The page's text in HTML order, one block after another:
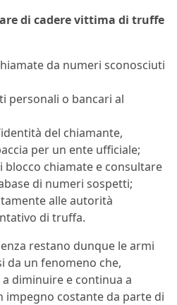
di cadere vittima di truffe
da numeri sconosciuti
personali o bancari al
del chiamante,
per un ente ufficiale;
blocco chiamate e consultare
di numeri sospetti;
alle autorità
di truffa.
restano dunque le armi
da un fenomeno che,
diminuire e continua a
impegno costante da parte di